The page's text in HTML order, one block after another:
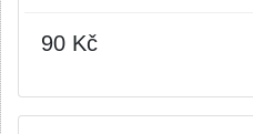
90 Kč